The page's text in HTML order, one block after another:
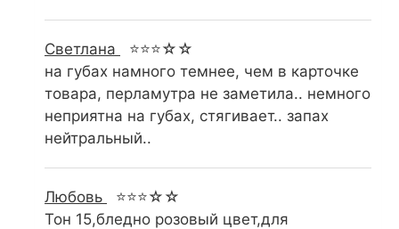
Светлана
⭐⭐⭐☆☆
на губах намного темнее, чем в карточке
товара, перламутра не заметила.. немного
неприятна на губах, стягивает.. запах
нейтральный..
Любовь
⭐⭐⭐☆☆
Тон 15,бледно розовый цвет,для